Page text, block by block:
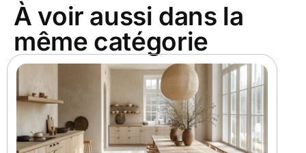
À voir aussi dans la
même catégorie